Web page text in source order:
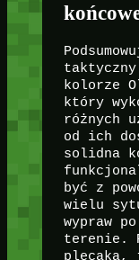
taktyczny
kolorze
który
różnych
od ich
solidna
być z
wielu
wypraw
terenie.
plecaka,